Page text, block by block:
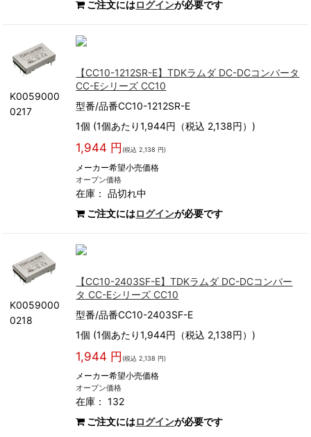
ご注文にはログインが必要です
K0059000
0217
【CC10-1212SR-E】TDKラムダ DC-DCコンバータ
CC-Eシリーズ CC10
型番/品番CC10-1212SR-E
1個 (1個あたり1,944円（税込 2,138円）)
1,944 円 (税込 2,138 円)
メーカー希望小売価格
オープン価格
在庫：品切れ中
ご注文にはログインが必要です
K0059000
0218
【CC10-2403SF-E】TDKラムダ DC-DCコンバー
タ CC-Eシリーズ CC10
型番/品番CC10-2403SF-E
1個 (1個あたり1,944円（税込 2,138円）)
1,944 円 (税込 2,138 円)
メーカー希望小売価格
オープン価格
在庫： 132
ご注文にはログインが必要です